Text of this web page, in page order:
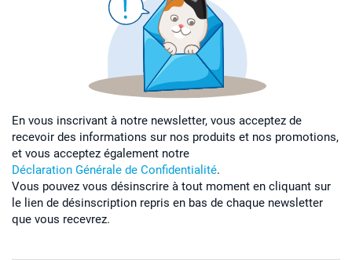
En vous inscrivant à notre newsletter, vous acceptez de
recevoir des informations sur nos produits et nos promotions,
et vous acceptez également notre
Déclaration Générale de Confidentialité.
Vous pouvez vous désinscrire à tout moment en cliquant sur
le lien de désinscription repris en bas de chaque newsletter
que vous recevrez.